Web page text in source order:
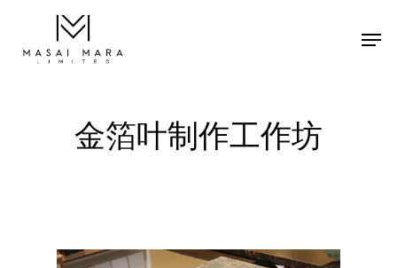
金箔叶制作工作坊